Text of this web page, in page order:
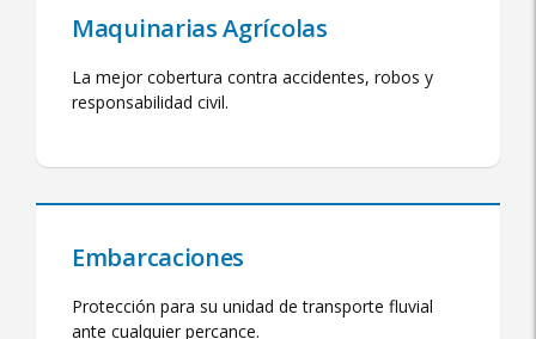
Maquinarias Agrícolas
La mejor cobertura contra accidentes, robos y
responsabilidad civil.
Embarcaciones
Protección para su unidad de transporte fluvial
ante cualquier percance.